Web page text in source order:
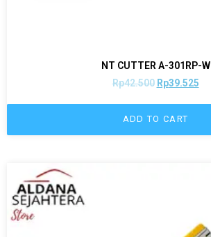
NT CUTTER A-301RP-W
Rp42.500 Rp39.525
ADD TO CART